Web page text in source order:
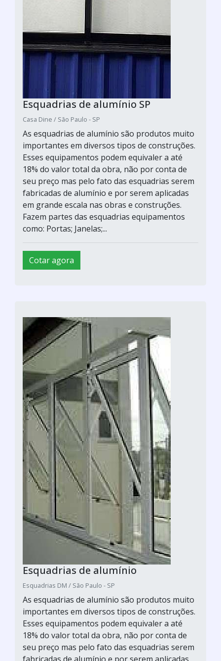
Esquadrias de alumínio SP
Casa Dine / São Paulo - SP
As esquadrias de alumínio são produtos muito
importantes em diversos tipos de construções.
Esses equipamentos podem equivaler a até
18% do valor total da obra, não por conta de
seu preço mas pelo fato das esquadrias serem
fabricadas de alumínio e por serem aplicadas
em grande escala nas obras e construções.
Fazem partes das esquadrias equipamentos
como: Portas; Janelas;...
Cotar agora
Esquadrias de alumínio
Esquadrias DM / São Paulo - SP
As esquadrias de alumínio são produtos muito
importantes em diversos tipos de construções.
Esses equipamentos podem equivaler a até
18% do valor total da obra, não por conta de
seu preço mas pelo fato das esquadrias serem